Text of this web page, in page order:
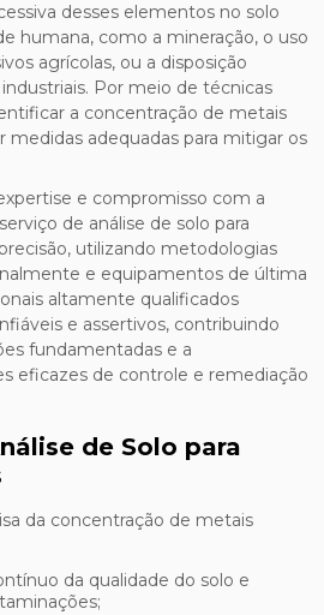
desses elementos no solo
humana, como a mineração, o uso
agrícolas, ou a disposição
Por meio de técnicas
a concentração de metais
medidas adequadas para mitigar os
e compromisso com a
de análise de solo para
utilizando metodologias
e equipamentos de última
altamente qualificados
e assertivos, contribuindo
fundamentadas e a
eficazes de controle e remediação
de Solo para